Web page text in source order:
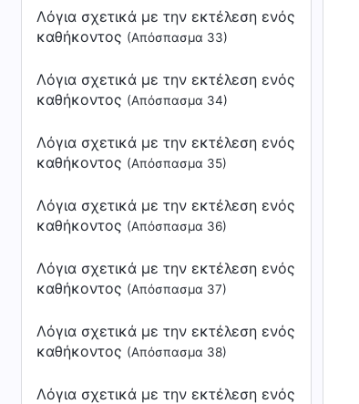
Λόγια σχετικά με την εκτέλεση ενός
καθήκοντος (Απόσπασμα 33)
Λόγια σχετικά με την εκτέλεση ενός
καθήκοντος (Απόσπασμα 34)
Λόγια σχετικά με την εκτέλεση ενός
καθήκοντος (Απόσπασμα 35)
Λόγια σχετικά με την εκτέλεση ενός
καθήκοντος (Απόσπασμα 36)
Λόγια σχετικά με την εκτέλεση ενός
καθήκοντος (Απόσπασμα 37)
Λόγια σχετικά με την εκτέλεση ενός
καθήκοντος (Απόσπασμα 38)
Λόγια σχετικά με την εκτέλεση ενός